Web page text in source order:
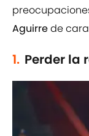
Aguirrede
1. Perder la